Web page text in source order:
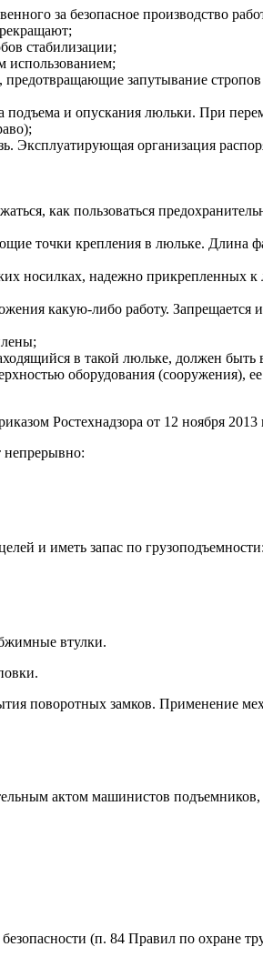
за безопасное производство
стабилизации;
использованием;
запутывание
подъема и опускания люльки. При
Эксплуатирующая организация
как пользоваться
точки крепления в люльке. Длина
носилках, надежно прикрепленных
какую-либо работу. Запрещается
в такой люльке, должен быть
оборудования (сооружения),
Ростехнадзора от 12 ноября
непрерывно:
и иметь запас по грузоподъемности:
втулки.
поворотных замков. Применение
актом машинистов
(п. 84 Правил по охране